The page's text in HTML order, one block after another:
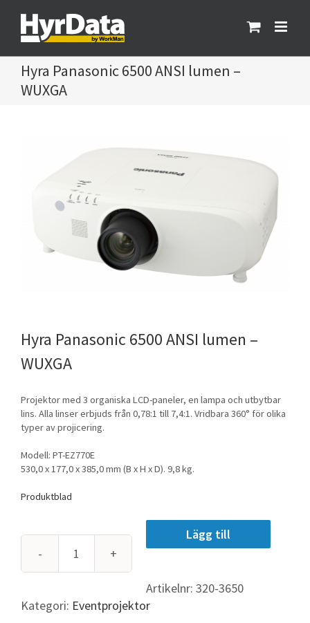
innehållet
Panasonic 6500 ANSI lumen –
WUXGA
Panasonic 6500 ANSI lumen –
WUXGA
Projektor med 3 organiska LCD-paneler, en lampa och utbytbar
lins. Alla linser erbjuds från 0,78:1 till 7,4:1. Vridbara 360° förolika
typer av projicering.
Modell: PT-EZ770E
530,0 x 177,0 x 385,0 mm (B x H x D). 9,8 kg.
Produktblad
Panasonic
6500
lumen
Lägg till
Artikelnr: 320-3650
Kategori: Eventprojektor